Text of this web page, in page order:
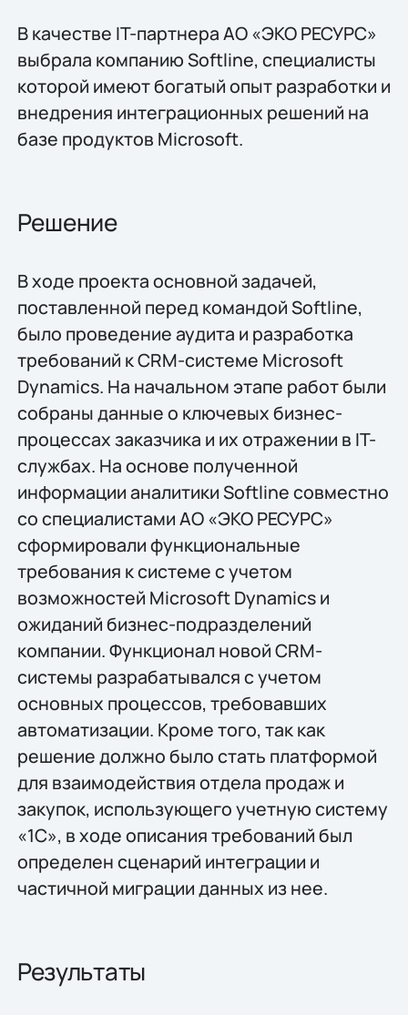
В качестве IT-партнера АО «ЭКО РЕСУРС»
выбрала компанию Softline, специалисты
которой имеют богатый опыт разработки и
внедрения интеграционных решений на
базе продуктов Microsoft.
Решение
В ходе проекта основной задачей,
поставленной перед командой Softline,
было проведение аудита и разработка
требований к CRM-системе Microsoft
Dynamics. На начальном этапе работ были
собраны данные о ключевых бизнес-
процессах заказчика и их отражении в IT-
службах. На основе полученной
информации аналитики Softline совместно
со специалистами АО «ЭКО РЕСУРС»
сформировали функциональные
требования к системе с учетом
возможностей Microsoft Dynamics и
ожиданий бизнес-подразделений
компании. Функционал новой CRM-
системы разрабатывался с учетом
основных процессов, требовавших
автоматизации. Кроме того, так как
решение должно было стать платформой
для взаимодействия отдела продаж и
закупок, использующего учетную систему
«1С», в ходе описания требований был
определен сценарий интеграции и
частичной миграции данных из нее.
Результаты